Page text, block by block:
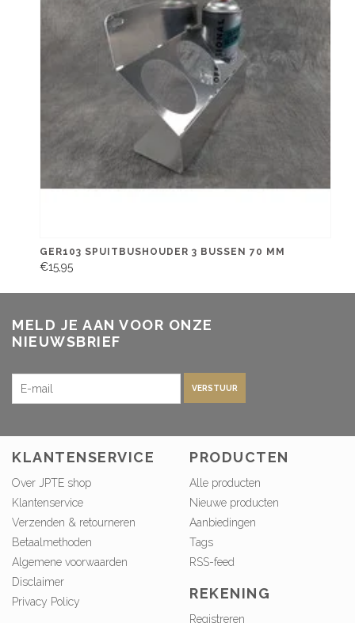
GER103 SPUITBUSHOUDER 3 BUSSEN 70 MM
€15,95
MELD JE AAN VOOR ONZE
NIEUWSBRIEF
VERSTUUR
KLANTENSERVICE
Over JPTE shop
Klantenservice
Verzenden & retourneren
Betaalmethoden
Algemene voorwaarden
Disclaimer
Privacy Policy
PRODUCTEN
Alle producten
Nieuwe producten
Aanbiedingen
Tags
RSS-feed
REKENING
Registreren